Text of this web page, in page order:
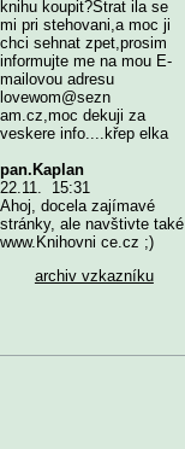
knihu koupit?Strat ila se
mi pri stehovani,a moc ji
chci sehnat zpet,prosim
informujte me na mou E-
mailovou adresu
lovewom@sezn
am.cz,moc dekuji za
veskere info....křep elka
pan.Kaplan
22.11. 15:31
Ahoj, docela zajímavé
stránky, ale navštivte také
www.Knihovni ce.cz ;)
archiv vzkazníku